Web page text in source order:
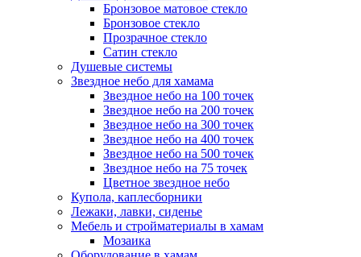
Бронзовое матовое стекло
Бронзовое стекло
Прозрачное стекло
Сатин стекло
Душевые системы
Звездное небо для хамама
Звездное небо на 100 точек
Звездное небо на 200 точек
Звездное небо на 300 точек
Звездное небо на 400 точек
Звездное небо на 500 точек
Звездное небо на 75 точек
Цветное звездное небо
Купола, каплесборники
Лежаки, лавки, сиденье
Мебель и стройматериалы в хамам
Мозаика